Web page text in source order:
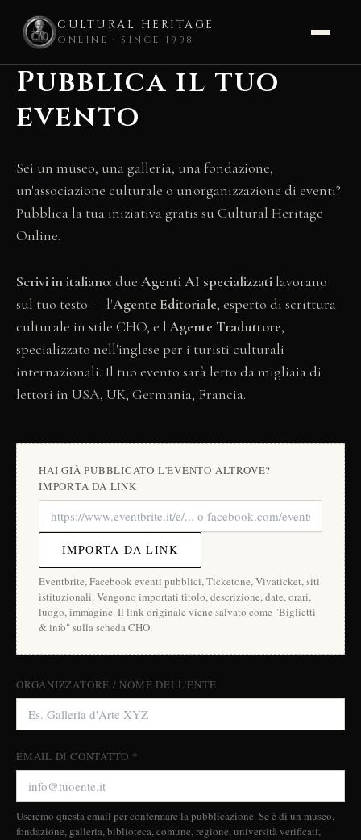
CULTURAL HERITAGE
ONLINE · SINCE 1998
Vai
contenuto
Pubblica il tuo
evento
Sei un museo, una galleria, una fondazione,
un'associazione culturale o un'organizzazione di eventi?
Pubblica la tua iniziativa gratis su Cultural Heritage
Online.
Scrivi in italiano: due Agenti AI specializzati lavorano
sul tuo testo — l'Agente Editoriale, esperto di scrittura
culturale in stile CHO, e l'Agente Traduttore,
specializzato nell'inglese per i turisti culturali
internazionali. Il tuo evento sarà letto da migliaia di
lettori in USA, UK, Germania, Francia.
HAI GIÀ PUBBLICATO L'EVENTO ALTROVE?
IMPORTA DA LINK
IMPORTA DA LINK
Eventbrite, Facebook eventi pubblici, Ticketone, Vivaticket, siti
istituzionali. Vengono importati titolo, descrizione, date, orari,
luogo, immagine. Il link originale viene salvato come "Biglietti
& info" sulla scheda CHO.
ORGANIZZATORE / NOME DELL'ENTE
EMAIL DI CONTATTO *
Useremo questa email per confermare la pubblicazione. Se è di un museo,
fondazione, galleria, biblioteca, comune, regione, università verificati,